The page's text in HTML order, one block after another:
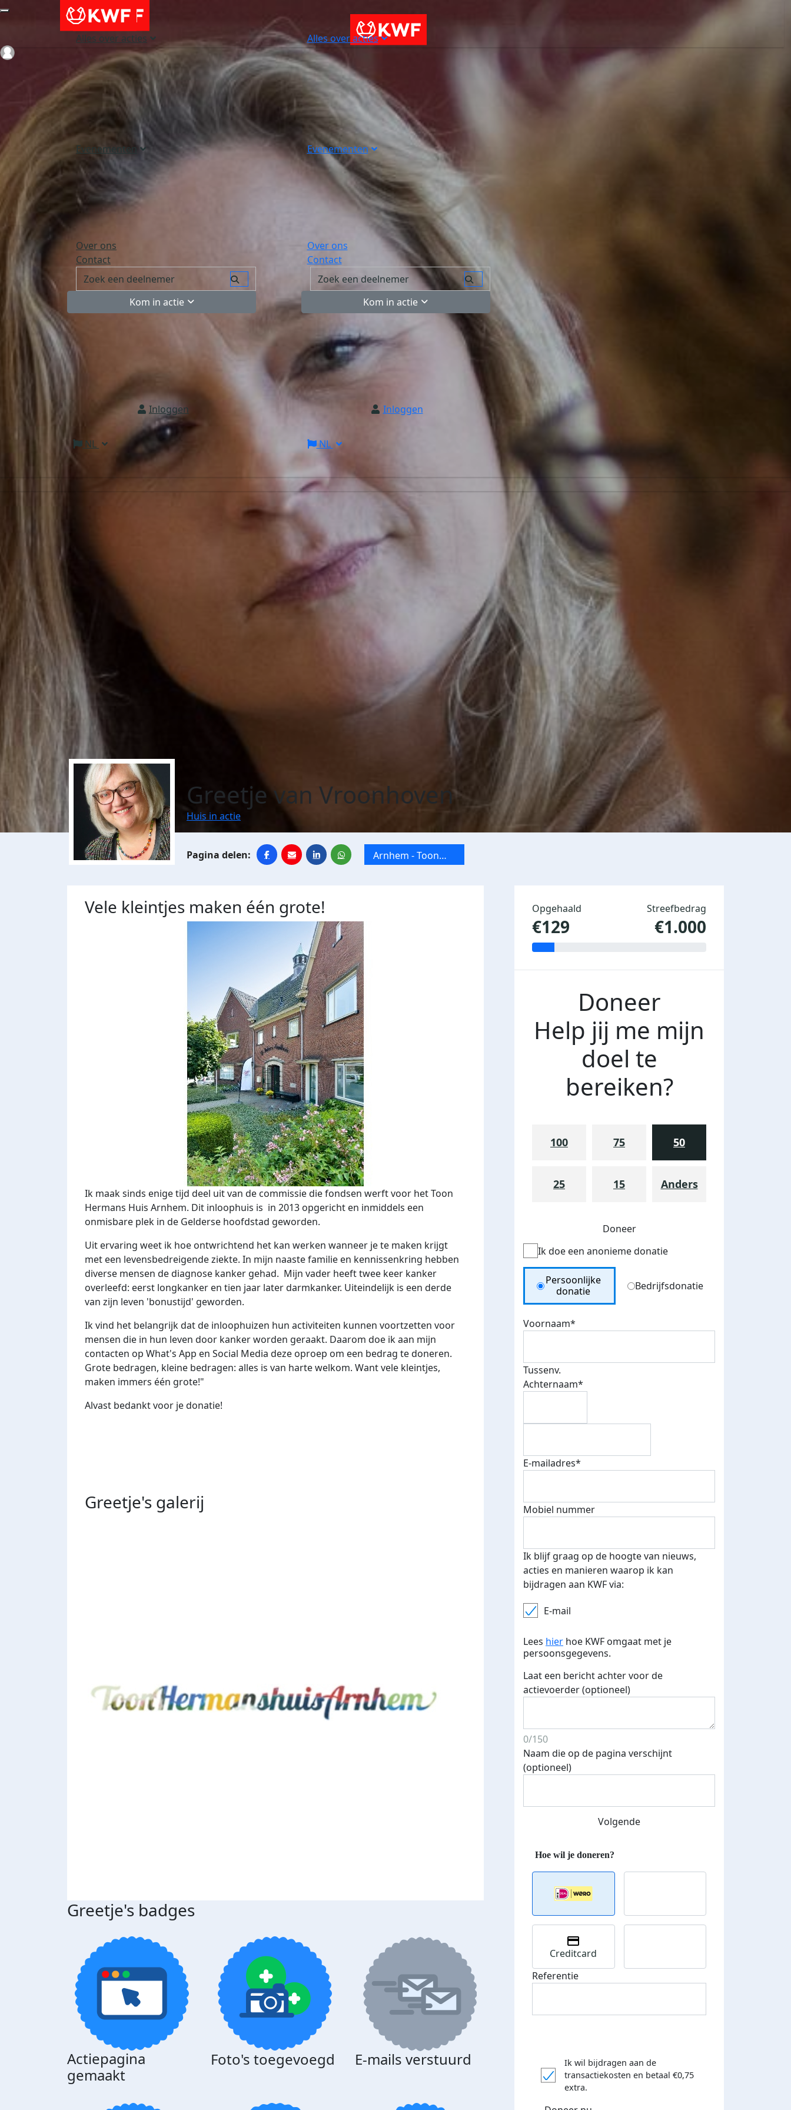
Alles over acties
Evenementen
Over ons
Contact
Kom in actie
Inloggen
NL
Alles over acties
Evenementen
Over ons
Contact
Kom in actie
Inloggen
NL
Greetje van Vroonhoven
Huis in actie
Arnhem - Toon
Hermans Huis
Vele kleintjes maken één grote!
Ik maak sinds enige tijd deel uit van de commissie die fondsen werft voor het Toon
Hermans Huis Arnhem. Dit inloophuis is in 2013 opgericht en inmiddels een
onmisbare plek in de Gelderse hoofdstad geworden.
Uit ervaring weet ik hoe ontwrichtend het kan werken wanneer je te maken krijgt
met een levensbedreigende ziekte. In mijn naaste familie en kennissenkring hebben
diverse mensen de diagnose kanker gehad. Mijn vader heeft twee keer kanker
overleefd: eerst longkanker en tien jaar later darmkanker. Uiteindelijk is een derde
van zijn leven 'bonustijd' geworden.
Ik vind het belangrijk dat de inloophuizen hun activiteiten kunnen voortzetten voor
mensen die in hun leven door kanker worden geraakt. Daarom doe ik aan mijn
contacten op What's App en Social Media deze oproep om een bedrag te doneren.
Grote bedragen, kleine bedragen: alles is van harte welkom. Want vele kleintjes,
maken immers één grote!"
Alvast bedankt voor je donatie!
Greetje's galerij
Greetje's badges
Actiepagina
gemaakt
Foto's toegevoegd E-mails verstuurd
Opgehaald
€129
Streefbedrag
€1.000
Doneer
Help jij me mijn
doel te
bereiken?
100 75 50
25 15 Anders
Doneer
Ik doe een anonieme donatie
Donation Type
Persoonlijke
donatie
Bedrijfsdonatie
Voornaam*
Tussenv.
Achternaam*
E-mailadres*
Mobiel nummer
Ik blijf graag op de hoogte van nieuws,
acties en manieren waarop ik kan
bijdragen aan KWF via:
E-mail
Lees hier hoe KWF omgaat met je
persoonsgegevens.
Laat een bericht achter voor de
actievoerder (optioneel)
0/150
Naam die op de pagina verschijnt
(optioneel)
Volgende
Creditcard
Referentie
Ik wil bijdragen aan de
transactiekosten en betaal €0,75
extra.